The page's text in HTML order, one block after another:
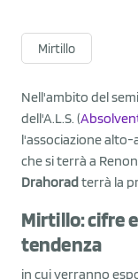
Mirtillo
Nell'ambito del
dell'A.L.S. (
l'associazione alto-
che si terrà a Renon
Drahoradterrà la
Mirtillo: cifre
tendenza
in cui verranno